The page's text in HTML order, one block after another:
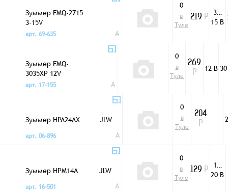
Зуммер FMQ-2715
3-15V
арт. 69-635
A
0
в
Туле
219 Р
3…
15 В
Зуммер FMQ-
3035XP 12V
арт. 17-155
A
0
в
Туле
269
Р
12 В
Зуммер HPA24AX
JLW
арт. 06-896
A
0
в
Туле
204
Р
Зуммер HPM14A
JLW
арт. 16-501
A
0
в
Туле
129 Р
1…
20 В